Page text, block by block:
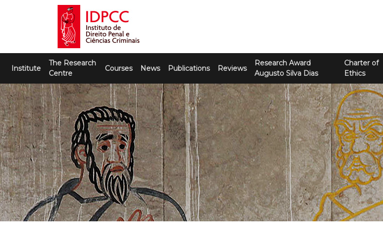
IDPCC
Instituto de Direito Penal e Ciências
Criminais
Institute
The Research
Centre
Courses News Publications Reviews
Research Award
Augusto Silva Dias
Charter of
Ethics